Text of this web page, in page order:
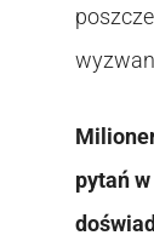
pytań